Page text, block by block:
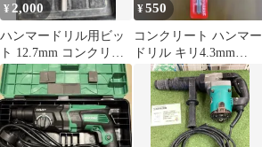
¥ 2,000
ハンマードリル用ビッ
ト 12.7mm コンクリー
ト 6角 キリ
¥550
コンクリート ハンマー
ドリル キリ4.3mm
DLSDS043ミヤナガ